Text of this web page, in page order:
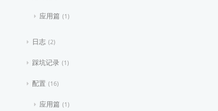
应用篇 1
日志 2
踩坑记录 1
配置 16
应用篇 1